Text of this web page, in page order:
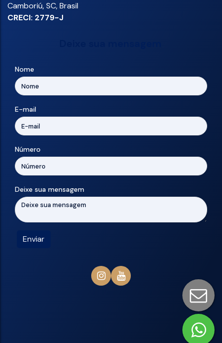
Camboriú,SC,Brasil
CRECI: 2779-J
Nome
E-mail
Número
Deixe sua mensagem